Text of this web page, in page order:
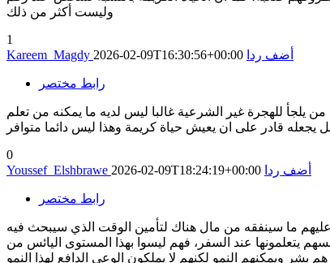
وليست أكثر من ذلك
1
Kareem_Magdy 2026-02-09T16:30:56+00:00 أضف ردا
رابط مختصر
يلجأ للهجرة غير الشرعية غالبا ليس لديه ما يمكنه من تعلم
قادر على ان يعيش حياة كريمة وهذا ليس دائما متوافر
0
Youssef_Elshbrawe 2026-02-09T18:24:19+00:00 أضف ردا
رابط مختصر
دفعوا مقابل هذه الهجرة ألاف الجنيهات، تتجاوز تكلفه السفر وحدها 150 الف جنيه، وأضف عليهم ما سينفقه من مال هناك لتأمين الوقت الذي سيبحث فيه
يتعلمونها عند السفر، فهم ليسوا بهذا المستوى اليائس من
هم بشر ويمكنهم النمو لكنهم لا يملكون الوعي الدافع لهذا النمو